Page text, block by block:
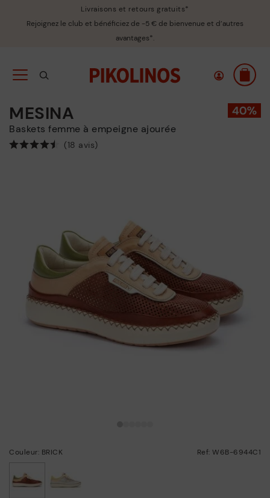
Livraisons et retours gratuits*
Rejoignez le club et bénéficiez de -5 € de bienvenue et d’autres
avantages*.
MESINA
Baskets femme à empeigne ajourée
(18 avis)
Couleur: BRICK Ref: W6B-6944C1